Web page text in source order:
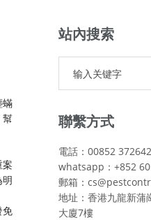
蟎
幫
免
站內搜索
聯繫方式
電話：00852
whatsapp：+852
郵箱：
地址：香港九龍新蒲
大廈7樓